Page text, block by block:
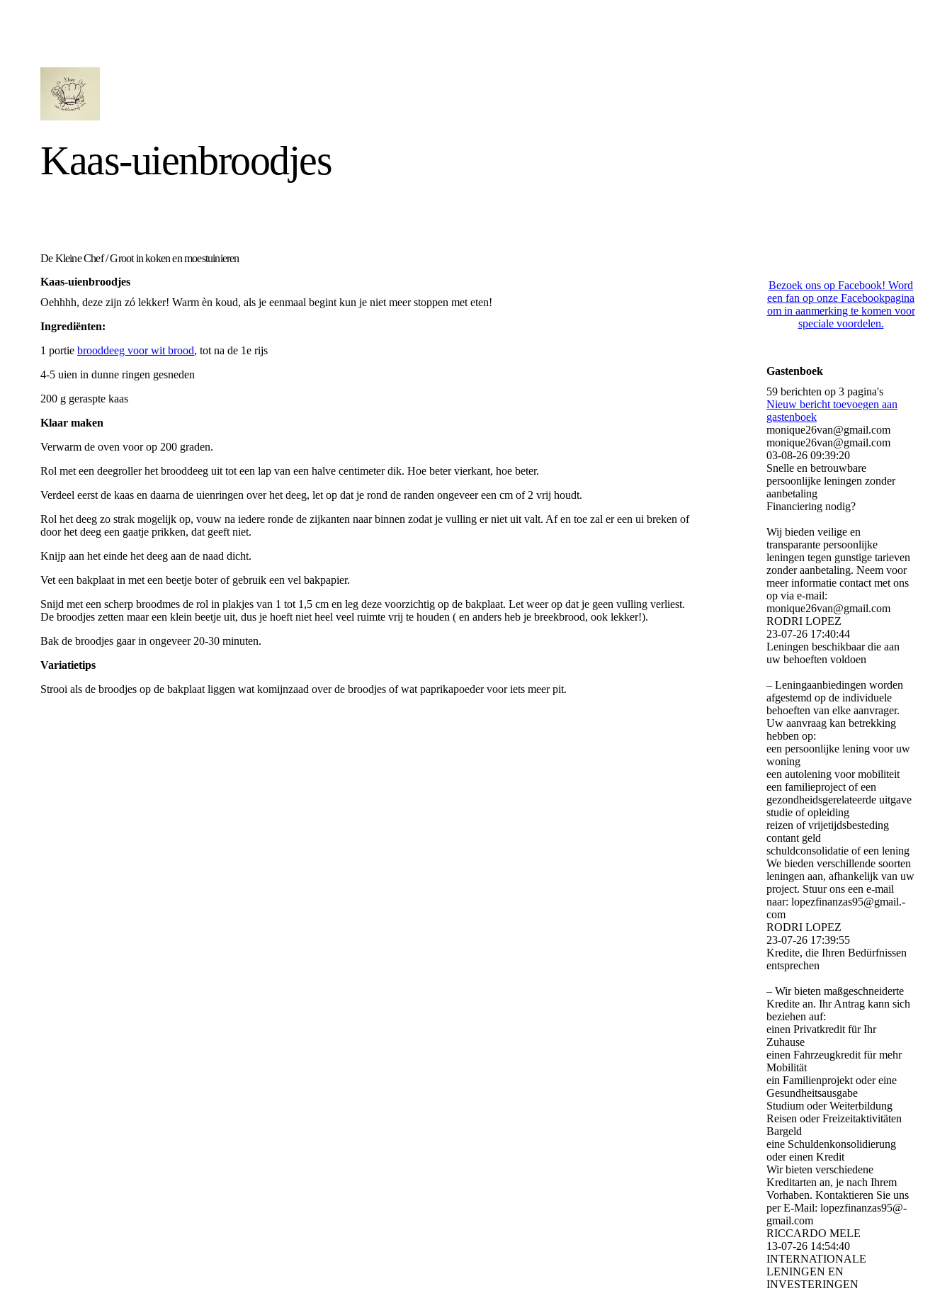
Kaas-uienbroodjes
De Kleine Chef/Groot in koken en moestuinieren
Kaas-uienbroodjes
Oehhhh, deze zijn zó lekker! Warm èn koud, als je eenmaal begint kun je niet meer stoppen met eten!
Ingrediënten:
1 portie brooddeeg voor wit brood, tot na de 1e rijs
4-5 uien in dunne ringen gesneden
200 g geraspte kaas
Klaar maken
Verwarm de oven voor op 200 graden.
Rol met een deegroller het brooddeeg uit tot een lap van een halve centimeter dik. Hoe beter vierkant, hoe beter.
Verdeel eerst de kaas en daarna de uienringen over het deeg, let op dat je rond de randen ongeveer een cm of 2 vrij houdt.
Rol het deeg zo strak mogelijk op, vouw na iedere ronde de zijkanten naar binnen zodat je vulling er niet uit valt. Af en toe zal er een ui breken of
door het deeg een gaatje prikken, dat geeft niet.
Knijp aan het einde het deeg aan de naad dicht.
Vet een bakplaat in met een beetje boter of gebruik een vel bakpapier.
Snijd met een scherp broodmes de rol in plakjes van 1 tot 1,5 cm en leg deze voorzichtig op de bakplaat. Let weer op dat je geen vulling verliest.
De broodjes zetten maar een klein beetje uit, dus je hoeft niet heel veel ruimte vrij te houden ( en anders heb je breekbrood, ook lekker!).
Bak de broodjes gaar in ongeveer 20-30 minuten.
Variatietips
Strooi als de broodjes op de bakplaat liggen wat komijnzaad over de broodjes of wat paprikapoeder voor iets meer pit.
Bezoek ons op Facebook! Word
een fan op onze Facebookpagina
om in aanmerking te komen voor
speciale voordelen.
Gastenboek
59 berichten op 3 pagina's
Nieuw bericht toevoegen aan
gastenboek
monique26van@gmail.com
monique26van@gmail.com
03-08-26 09:39:20
Snelle en betrouwbare
persoonlijke leningen zonder
aanbetaling
Financiering nodig?
Wij bieden veilige en
transparante persoonlijke
leningen tegen gunstige tarieven
zonder aanbetaling. Neem voor
meer informatie contact met ons
op via e-mail:
monique26van@gmail.com
RODRI LOPEZ
23-07-26 17:40:44
Leningen beschikbaar die aan
uw behoeften voldoen
– Leningaanbiedingen worden
afgestemd op de individuele
behoeften van elke aanvrager.
Uw aanvraag kan betrekking
hebben op:
een persoonlijke lening voor uw
woning
een autolening voor mobiliteit
een familieproject of een
gezondheidsgerelateerde uitgave
studie of opleiding
reizen of vrijetijdsbesteding
contant geld
schuldconsolidatie of een lening
We bieden verschillende soorten
leningen aan, afhankelijk van uw
project. Stuur ons een e-mail
naar: lopezfinanzas95@­gmail.­
com
RODRI LOPEZ
23-07-26 17:39:55
Kredite, die Ihren Bedürfnissen
entsprechen
– Wir bieten maßgeschneiderte
Kredite an. Ihr Antrag kann sich
beziehen auf:
einen Privatkredit für Ihr
Zuhause
einen Fahrzeugkredit für mehr
Mobilität
ein Familienprojekt oder eine
Gesundheitsausgabe
Studium oder Weiterbildung
Reisen oder Freizeitaktivitäten
Bargeld
eine Schuldenkonsolidierung
oder einen Kredit
Wir bieten verschiedene
Kreditarten an, je nach Ihrem
Vorhaben. Kontaktieren Sie uns
per E-Mail: lopezfinanzas95@­
gmail.­com
RICCARDO MELE
13-07-26 14:54:40
INTERNATIONALE
LENINGEN EN
INVESTERINGEN